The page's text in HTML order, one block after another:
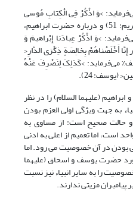
>وَ اذْکُرْ فِی الْکِتابِ مُوسى‌
إِنَّهُ کانَ مُخْلَصاً وَ کانَ رَسُولاً نَبِیًّا< (مریم: 51) و درباره حضرت ابراهیم،
>وَ اذْکُرْ عِبادَنا إِبْراهیمَ وَ
إِنَّا أَخْلَصْناهُمْ بِخالِصَةٍ ذِکْرَى الدَّارِ<
یوسف% می‌فرماید: >کَذلِکَ لِنَصْرِفَ عَنْهُ
(یوسف: 24).
(علیهما السلام) را در نظر
به جهت ویژگی اولی العزم بودن
حالت صحیح است: از مساوی به
است، اما تعمیم از اعلی به ادنی
بودن در آن خصوصیت می رود. اما
حضرت یوسف و اسحاق (علیهما
را به سایر انبیاء نیز نسبت
پیامبران مزیتی ندارند.